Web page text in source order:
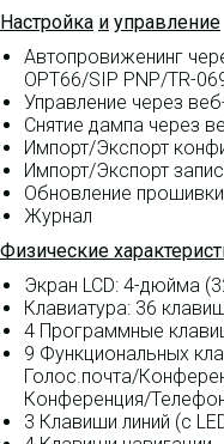
Настройка и управление
Автопровиженинг
OPT66/SIP PNP/TR-
Управление через
Снятие дампа через
Импорт/Экспорт
Импорт/Экспорт
Обновление прошивки
Журнал
Физические
Экран LCD: 4-дюйма
Клавиатура: 36
4 Программные
9 Функциональных
Голос.почта/
Конференция/
3 Клавиши линий (с